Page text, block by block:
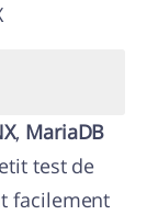
, MariaDB
test de
facilement